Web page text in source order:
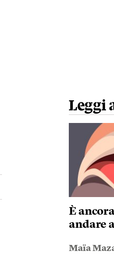
Leggi
È
andare
Maïa